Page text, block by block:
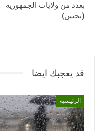
بعدد من ولايات الجمهورية
(تحيين)
قد يعجبك ايضا
الرئيسية